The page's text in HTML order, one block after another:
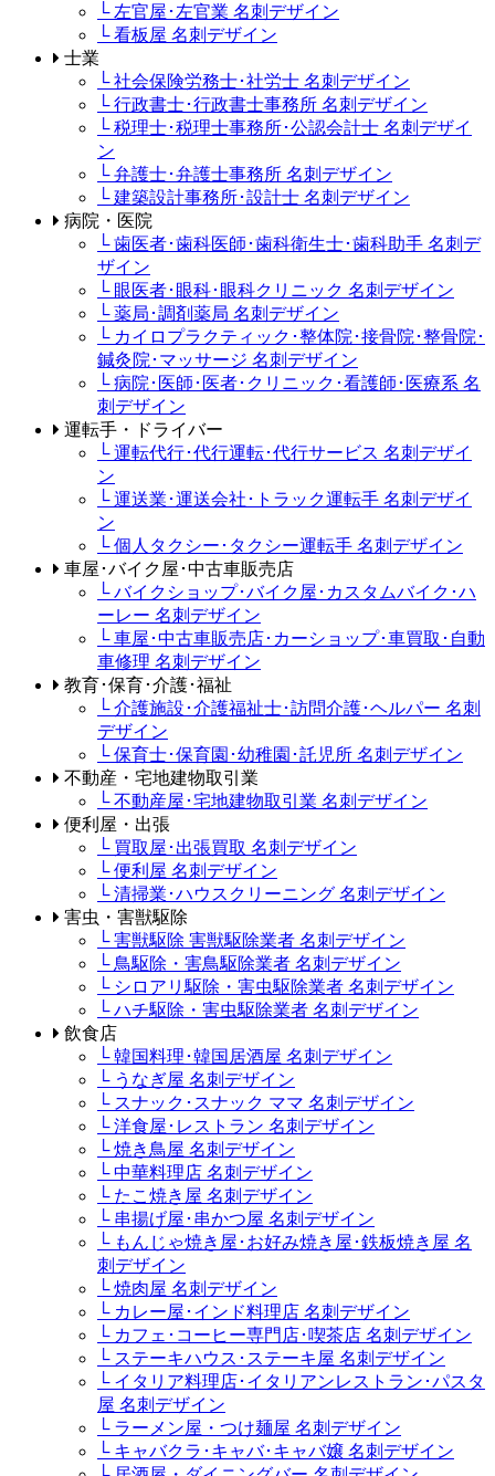
└ 左官屋･左官業 名刺デザイン
└ 看板屋 名刺デザイン
士業
└ 社会保険労務士･社労士 名刺デザイン
└ 行政書士･行政書士事務所 名刺デザイン
└ 税理士･税理士事務所･公認会計士 名刺デザイ
ン
└ 弁護士･弁護士事務所 名刺デザイン
└ 建築設計事務所･設計士 名刺デザイン
病院・医院
└ 歯医者･歯科医師･歯科衛生士･歯科助手 名刺デ
ザイン
└ 眼医者･眼科･眼科クリニック 名刺デザイン
└ 薬局･調剤薬局 名刺デザイン
└ カイロプラクティック･整体院･接骨院･整骨院･
鍼灸院･マッサージ 名刺デザイン
└ 病院･医師･医者･クリニック･看護師･医療系 名
刺デザイン
運転手・ドライバー
└ 運転代行･代行運転･代行サービス 名刺デザイ
ン
└ 運送業･運送会社･トラック運転手 名刺デザイ
ン
└ 個人タクシー･タクシー運転手 名刺デザイン
車屋･バイク屋･中古車販売店
└ バイクショップ･バイク屋･カスタムバイク･ハ
ーレー 名刺デザイン
└ 車屋･中古車販売店･カーショップ･車買取･自動
車修理 名刺デザイン
教育･保育･介護･福祉
└ 介護施設･介護福祉士･訪問介護･ヘルパー 名刺
デザイン
└ 保育士･保育園･幼稚園･託児所 名刺デザイン
不動産・宅地建物取引業
└ 不動産屋･宅地建物取引業 名刺デザイン
便利屋・出張
└ 買取屋･出張買取 名刺デザイン
└ 便利屋 名刺デザイン
└ 清掃業･ハウスクリーニング 名刺デザイン
害虫・害獣駆除
└ 害獣駆除 害獣駆除業者 名刺デザイン
└ 鳥駆除・害鳥駆除業者 名刺デザイン
└ シロアリ駆除・害虫駆除業者 名刺デザイン
└ ハチ駆除・害虫駆除業者 名刺デザイン
飲食店
└ 韓国料理･韓国居酒屋 名刺デザイン
└ うなぎ屋 名刺デザイン
└ スナック･スナック ママ 名刺デザイン
└ 洋食屋･レストラン 名刺デザイン
└ 焼き鳥屋 名刺デザイン
└ 中華料理店 名刺デザイン
└ たこ焼き屋 名刺デザイン
└ 串揚げ屋･串かつ屋 名刺デザイン
└ もんじゃ焼き屋･お好み焼き屋･鉄板焼き屋 名
刺デザイン
└ 焼肉屋 名刺デザイン
└ カレー屋･インド料理店 名刺デザイン
└ カフェ･コーヒー専門店･喫茶店 名刺デザイン
└ ステーキハウス･ステーキ屋 名刺デザイン
└ イタリア料理店･イタリアンレストラン･パスタ
屋 名刺デザイン
└ ラーメン屋・つけ麺屋 名刺デザイン
└ キャバクラ･キャバ･キャバ嬢 名刺デザイン